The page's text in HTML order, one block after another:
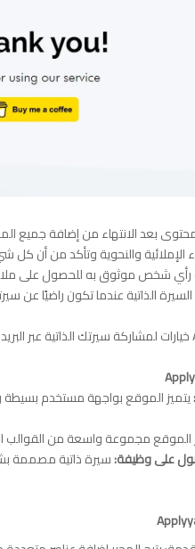
يتميز الموقع بواجهة مستخدم بسيطة
الموقع مجموعة واسعة من القوالب
سيرة ذاتية مصممة